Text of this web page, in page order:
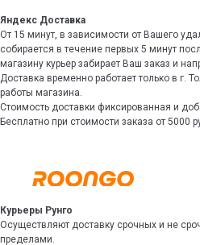
Яндекс Доставка
От 15 минут, в зависимости от Вашего
собирается в течение первых 5 минут
магазину курьер забирает Ваш заказ и
Доставка временно работает только в г.
работы магазина.
Стоимость доставки фиксированная и
Бесплатно при стоимости заказа от 5000
Курьеры Рунго
Осуществляют доставку срочных и не
пределами.